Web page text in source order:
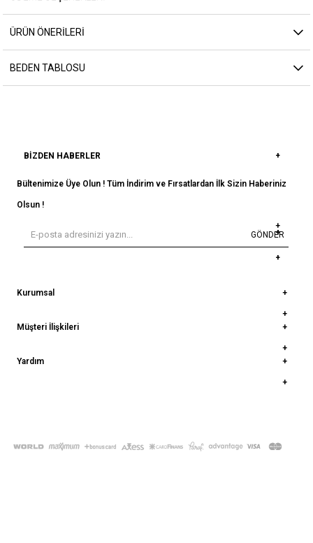
ÜRÜN ÖNERILERI
BEDEN TABLOSU
BIZDEN HABERLER
Bültenimize Üye Olun ! Tüm İndirim ve Fırsatlardan İlk Sizin Haberiniz
Olsun !
GÖNDER
Kurumsal
Müşteri İlişkileri
Yardım